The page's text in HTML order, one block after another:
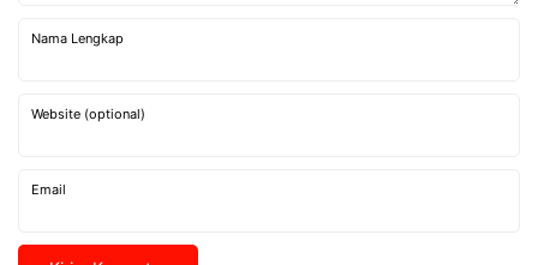
Nama Lengkap
Website (optional)
Email